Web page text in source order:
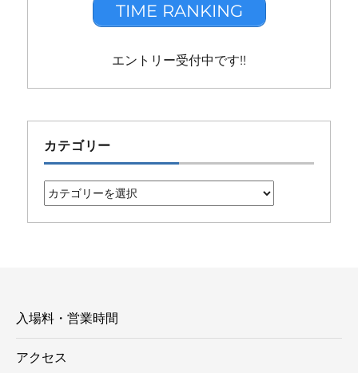
TIME RANKING
エントリー受付中です!!
カテゴリー
カ
テ
ゴ
入場料・営業時間
アクセス